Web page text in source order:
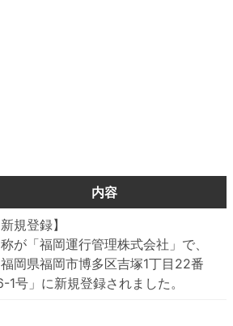
内容
新規登録】
が「福岡運行管理株式会社」で、
福岡県福岡市博多区吉塚1丁目22番
1号」に新規登録されました。